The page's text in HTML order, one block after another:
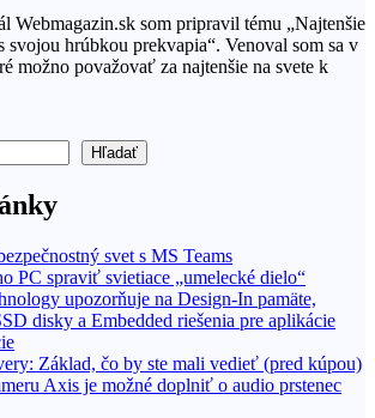
Webmagazin.sk som pripravil tému „Najtenšie
svojou hrúbkou prekvapia“. Venoval som sa v
možno považovať za najtenšie na svete k
Hľadať
svet s MS Teams
PC spraviť svietiace „umelecké dielo“
upozorňuje na Design-In pamäte,
disky a Embedded riešenia pre aplikácie
Základ, čo by ste mali vedieť (pred kúpou)
Axis je možné doplniť o audio prstenec